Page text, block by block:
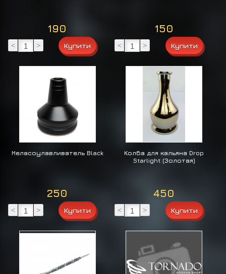
190
< >
150
< >
Меласоулавливатель Black
250
< >
Колба для кальяна Drop
Starlight (Золотая)
450
< >